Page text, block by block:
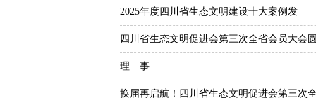
2025年度四川省生态文明建设十大案例发
四川省生态文明促进会第三次全省会员大会
理 事
换届再启航！四川省生态文明促进会第三次